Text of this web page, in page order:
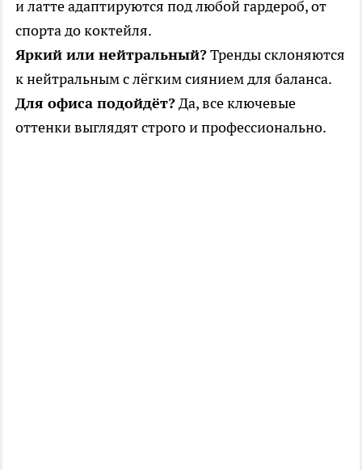
и латте адаптируются под любой гардероб, от
спорта до коктейля.
Яркий или нейтральный?Тренды склоняются
к нейтральным с лёгким сиянием для баланса.
Для офиса подойдёт?Да, все ключевые
оттенки выглядят строго и профессионально.